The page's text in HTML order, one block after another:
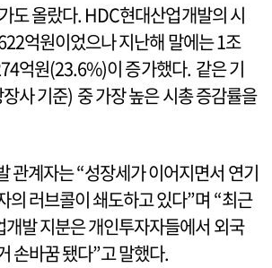
도 올랐다. HDC현대산업개발의 시
억원이었으나 지난해 말에는 1조
억원(23.6%)이 증가했다. 같은 기
사 기준) 중 가장 높은 시총 증감률을
관계자는 “성장세가 이어지면서 연기
의 러브콜이 쇄도하고 있다”며 “최근
발 지분은 개인투자자들에서 외국
손바꿈 됐다”고 말했다.